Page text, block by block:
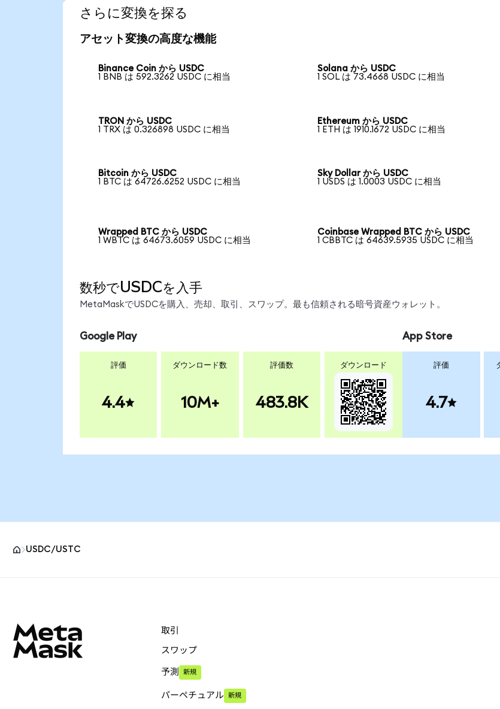
さらに変換を探る
アセット変換の高度な機能
Binance Coin から USDC
1 BNB は 592.3262 USDC に相当
Solana から USDC
1 SOL は 73.4668 USDC に相当
TRON から USDC
1 TRX は 0.326898 USDC に相当
Ethereum から USDC
1 ETH は 1910.1672 USDC に相当
Bitcoin から USDC
1 BTC は 64726.6252 USDC に相当
Sky Dollar から USDC
1 USDS は 1.0003 USDC に相当
Wrapped BTC から USDC
1 WBTC は 64673.6059 USDC に相当
Coinbase Wrapped BTC から USDC
1 CBBTC は 64639.5935 USDC に相当
数秒でUSDCを入手
MetaMaskでUSDCを購入、売却、取引、スワップ。最も信頼される暗号資産ウォレット。
Google Play
評価
4.4
ダウンロード数
10M+
評価数
483.8K
ダウンロード
App Store
評価
4.7
USDC/USTC
取引
スワップ
予測 新規
パーペチュアル 新規